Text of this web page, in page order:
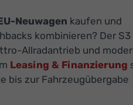
Neuwagen kaufen und
kombinieren? Der S3
Allradantrieb und
Leasing & Finanzierung
bis zur Fahrzeugübergabe